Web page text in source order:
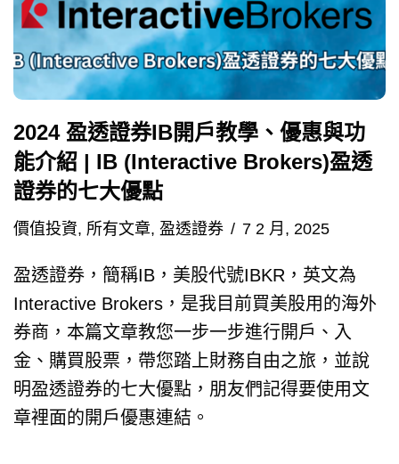
2024 盈透證券IB開戶教學、優惠與功
能介紹 | IB (Interactive Brokers)盈透
證券的七大優點
價值投資, 所有文章, 盈透證券 7 2 月, 2025
盈透證券，簡稱IB，美股代號IBKR，英文為
Interactive Brokers，是我目前買美股用的海外
券商，本篇文章教您一步一步進行開戶、入
金、購買股票，帶您踏上財務自由之旅，並說
明盈透證券的七大優點，朋友們記得要使用文
章裡面的開戶優惠連結。